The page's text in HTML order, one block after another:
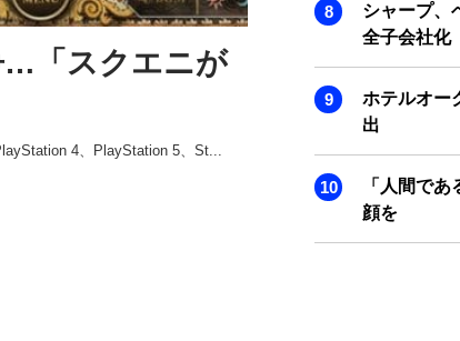
…「スクエニが
4、PlayStation 5、St...
シャープ、
全子会社化
ホテルオー
出
「人間で
顔を